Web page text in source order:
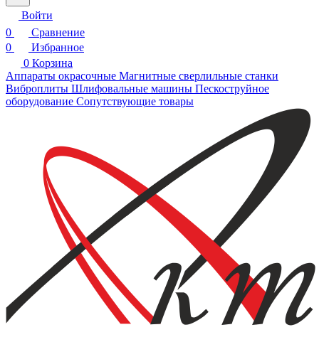
Войти
0
Сравнение
0
Избранное
0 Корзина
Аппараты окрасочные Магнитные сверлильные станки
Виброплиты Шлифовальные машины Пескоструйное
оборудование Сопутствующие товары